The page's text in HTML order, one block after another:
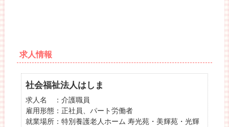
求人情報
社会福祉法人はしま
求人名 ：介護職員
雇用形態：正社員、パート労働者
就業場所：特別養護老人ホーム 寿光苑・美輝苑・光輝